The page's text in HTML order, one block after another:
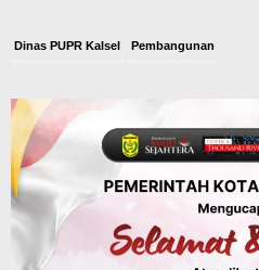
Dinas PUPR Kalsel Pembangunan
Pemerintah Janji
Keselamatan Jalan
Banjarbaru–Batulicin
Agustus 6, 2026
Dinas Kehutanan Kalsel